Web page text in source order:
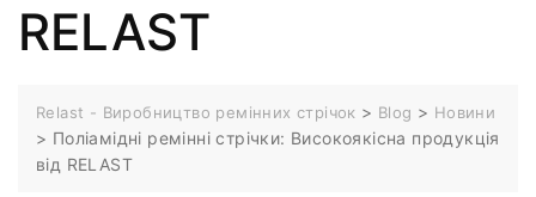
RELAST
Relast - Виробництво ремінних стрічок > Blog > Новини
> Поліамідні ремінні стрічки: Високоякісна продукція
від RELAST